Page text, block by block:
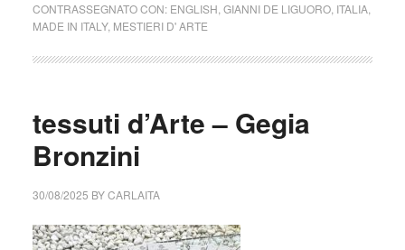
CONTRASSEGNATO CON: ENGLISH GIANNI DE LIGUORO, ITALIA,
MADE IN ITALY, MESTIERI D' ARTE
tessuti d’Arte – Gegia
Bronzini
30/08/2025 BYCARLAITA